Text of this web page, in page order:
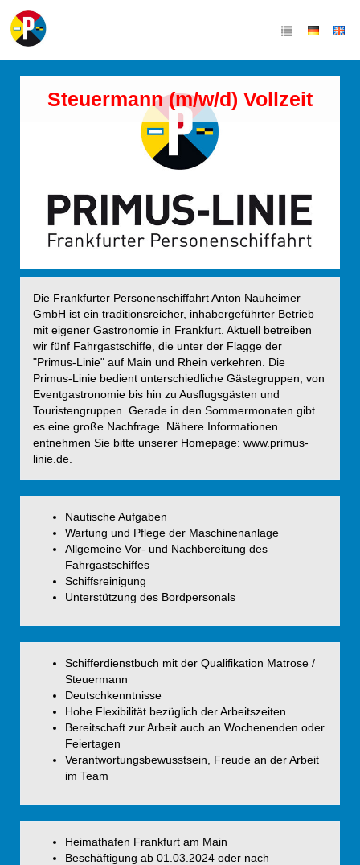
Steuermann (m/w/d) Vollzeit
Die Frankfurter Personenschiffahrt Anton Nauheimer
GmbH ist ein traditionsreicher, inhabergeführter Betrieb
mit eigener Gastronomie in Frankfurt. Aktuell betreiben
wir fünf Fahrgastschiffe, die unter der Flagge der
"Primus-Linie" auf Main und Rhein verkehren. Die
Primus-Linie bedient unterschiedliche Gästegruppen, von
Eventgastronomie bis hin zu Ausflugsgästen und
Touristengruppen. Gerade in den Sommermonaten gibt
es eine große Nachfrage. Nähere Informationen
entnehmen Sie bitte unserer Homepage: www.primus-
linie.de.
Nautische Aufgaben
Wartung und Pflege der Maschinenanlage
Allgemeine Vor- und Nachbereitung des
Fahrgastschiffes
Schiffsreinigung
Unterstützung des Bordpersonals
Schifferdienstbuch mit der Qualifikation Matrose /
Steuermann
Deutschkenntnisse
Hohe Flexibilität bezüglich der Arbeitszeiten
Bereitschaft zur Arbeit auch an Wochenenden oder
Feiertagen
Verantwortungsbewusstsein, Freude an der Arbeit
im Team
Heimathafen Frankfurt am Main
Beschäftigung ab 01.03.2024 oder nach